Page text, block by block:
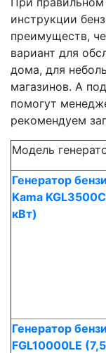
инструкции
преимуществ,
вариант для
дома, для
магазинов. А
помогут
рекомендуем
Модель
Генератор
Kama
кВт)
Генератор
FGL10000LE